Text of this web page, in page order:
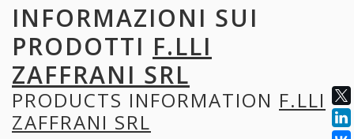
INFORMAZIONI SUI
PRODOTTI F.LLI
ZAFFRANI SRL
PRODUCTS INFORMATION F.LLI
ZAFFRANI SRL